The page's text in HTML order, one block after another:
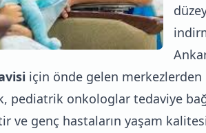
için önde gelen merkezlerden
pediatrik onkologlar tedaviye
ve genç hastaların yaşam